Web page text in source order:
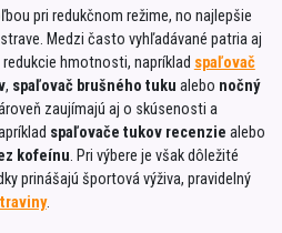
Schär
pri redukčnom režime, no najlepšie
Medzi často vyhľadávané patria aj
hmotnosti, napríklad spaľovač
, spaľovač brušného tuku alebo nočný
zaujímajú aj o skúsenosti a
spaľovače tukov recenzie alebo
kofeínu. Pri výbere je však dôležité
prinášajú športová výživa, pravidelný
.